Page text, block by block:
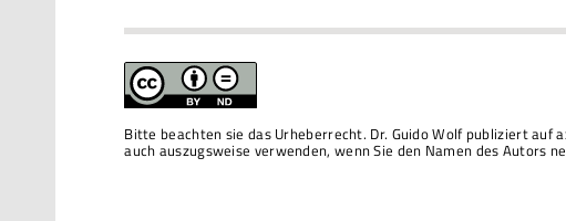
Bitte beachten sie das Urheberrecht. Dr. Guido Wolf publiziert auf
auch auszugsweise verwenden, wenn Sie den Namen des Autors